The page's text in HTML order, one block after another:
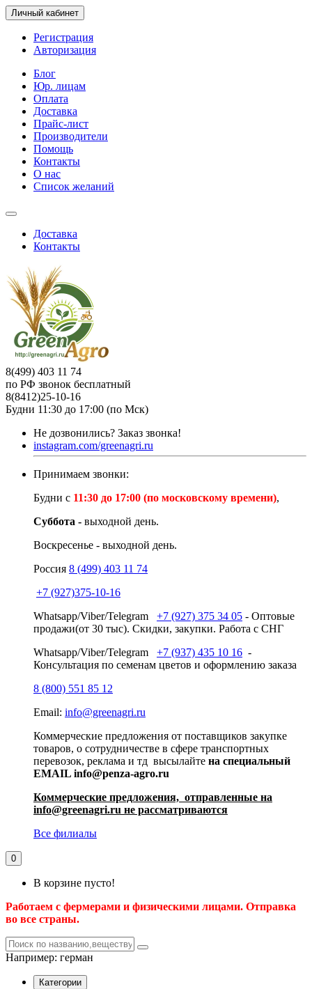
Личный кабинет
Регистрация
Авторизация
Блог
Юр. лицам
Оплата
Доставка
Прайс-лист
Производители
Помощь
Контакты
О нас
Список желаний
Доставка
Контакты
8(499) 403 11 74
по РФ звонок бесплатный
8(8412)25-10-16
Будни 11:30 до 17:00 (по Мск)
Не дозвонились? Заказ звонка!
instagram.com/greenagri.ru
Принимаем звонки:
Будни с 11:30 до 17:00 (по московскому времени),
Суббота - выходной день.
Воскресенье - выходной день.
Россия 8 (499) 403 11 74
+7 (927)375-10-16
Whatsapp/Viber/Telegram +7 (927) 375 34 05 - Оптовые
продажи(от 30 тыс). Скидки, закупки. Работа с СНГ
Whatsapp/Viber/Telegram +7 (937) 435 10 16 -
Консультация по семенам цветов и оформлению заказа
8 (800) 551 85 12
Email: info@greenagri.ru
Коммерческие предложения от поставщиков закупке
товаров, о сотрудничестве в сфере транспортных
перевозок, реклама и тд высылайте на специальный
EMAIL info@penza-agro.ru
Коммерческие предложения, отправленные на
info@greenagri.ru не рассматриваются
Все филиалы
0
В корзине пусто!
Работаем с фермерами и физическими лицами. Отправка
во все страны.
Например: герман
Категории